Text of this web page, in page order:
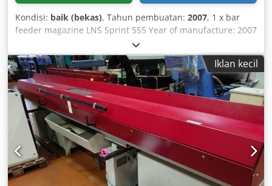
Kondisi: baik (bekas), Tahun pembuatan: 2007, 1 x bar
feeder magazine LNS Sprint 555 Year of manufacture: 2007
Dsdevt N Dyspfx Afqokr Bar diameter machining range: 5 -
55 mm Bar length: 3,200 mm Previously mounted on a
Goodway CNC lathe. The bar feeder can be inspected at
any time at our warehouse in Reichenbach.
Iklan kecil